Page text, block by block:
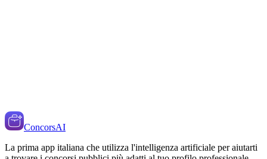
ConcorsAI
La prima app italiana che utilizza l'intelligenza artificiale per aiutarti